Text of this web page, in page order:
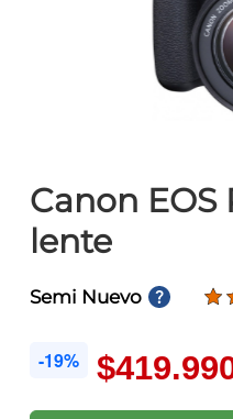
Canon EOS
lente
Semi Nuevo
-19%